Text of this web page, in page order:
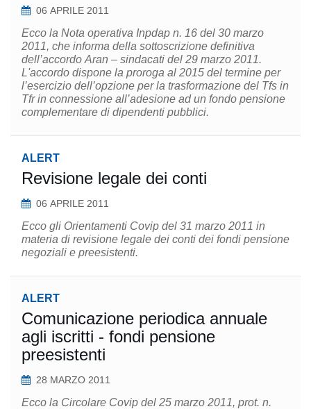
06 APRILE 2011
Ecco la Nota operativa Inpdap n. 16 del 30 marzo
2011, che informa della sottoscrizione definitiva
dell’accordo Aran – sindacati del 29 marzo 2011.
L'accordo dispone la proroga al 2015 del termine per
l’esercizio dell’opzione per la trasformazione del Tfs in
Tfr in connessione all’adesione ad un fondo pensione
complementare di dipendenti pubblici.
ALERT
Revisione legale dei conti
06 APRILE 2011
Ecco gli Orientamenti Covip del 31 marzo 2011 in
materia di revisione legale dei conti dei fondi pensione
negoziali e preesistenti.
ALERT
Comunicazione periodica annuale
agli iscritti - fondi pensione
preesistenti
28 MARZO 2011
Ecco la Circolare Covip del 25 marzo 2011, prot. n.